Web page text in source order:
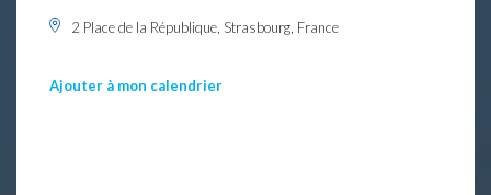
2 Place de la République, Strasbourg, France
Ajouter à mon calendrier